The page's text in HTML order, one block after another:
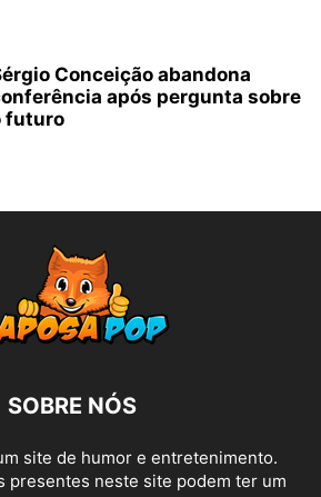
Conceição abandona
após pergunta sobre
futuro
SOBRE NÓS
site de humor e entretenimento.
presentes neste site podem ter um